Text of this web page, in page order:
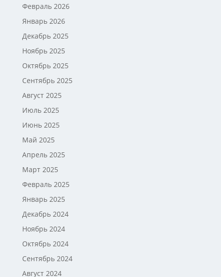
Февраль 2026
Январь 2026
Декабрь 2025
Ноябрь 2025
Октябрь 2025
Сентябрь 2025
Август 2025
Июль 2025
Июнь 2025
Май 2025
Апрель 2025
Март 2025
Февраль 2025
Январь 2025
Декабрь 2024
Ноябрь 2024
Октябрь 2024
Сентябрь 2024
Август 2024